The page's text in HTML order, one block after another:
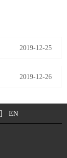
2019-12-25
2019-12-26
EN